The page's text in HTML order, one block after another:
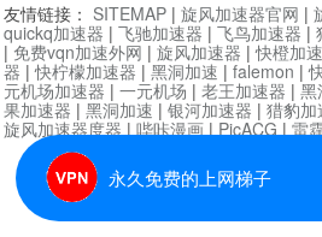
永久免费的上网梯子
友情链接： SITEMAP | 旋风加速器官网 |
quickq加速器 | 飞驰加速器 | 飞鸟加速器 |
| 免费vqn加速外网 | 旋风加速器 |快橙加
器 |快柠檬加速器 | 黑洞加速 | falemon |
元机场加速器 | 一元机场 | 老王加速器 | 黑
果加速器 | 黑洞加速 | 银河加速器 | 猎豹加
旋风加速器度器|哔咔漫画|PicACG|雷